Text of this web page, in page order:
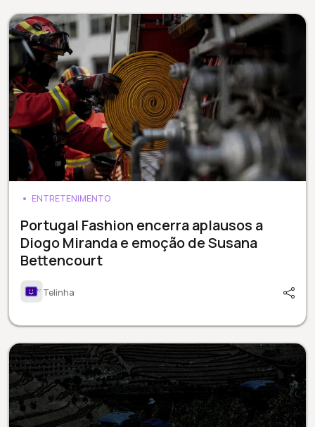
ENTRETENIMENTO
Portugal Fashion encerra aplausos a
Diogo Miranda e emoção de Susana
Bettencourt
Telinha